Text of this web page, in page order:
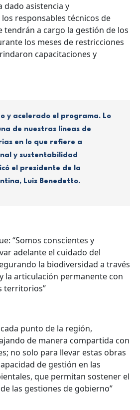
dado asistencia y
responsables técnicos de
tendrán a cargo la gestión de los
los meses de restricciones
capacitaciones y
y acelerado el programa. Lo
de nuestras líneas de
en lo que refiere a
y sustentabilidad
el presidente de la
Luis Benedetto.
“Somos conscientes y
adelante el cuidado del
la biodiversidad a través
la articulación permanente con
territorios”
punto de la región,
de manera compartida con
no solo para llevar estas obras
de gestión en las
que permitan sostener el
las gestiones de gobierno”